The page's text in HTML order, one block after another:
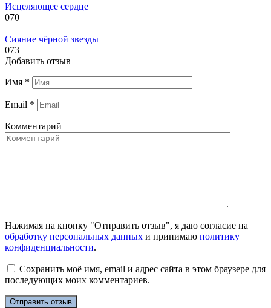
Исцеляющее сердце
070
Сияние чёрной звезды
073
Добавить отзыв
Имя *
Email *
Комментарий
Нажимая на кнопку "Отправить отзыв", я даю согласие на
обработку персональных данных и принимаю политику
конфиденциальности.
Сохранить моё имя, email и адрес сайта в этом браузере для
последующих моих комментариев.